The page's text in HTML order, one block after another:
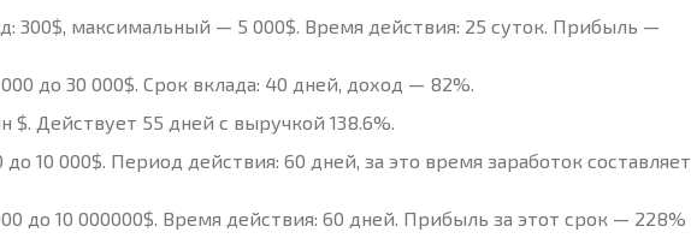
300$, максимальный — 5 000$. Время действия: 25 суток. Прибыль —
до 30 000$. Срок вклада: 40 дней, доход — 82%.
$. Действует 55 дней с выручкой 138.6%.
до 10 000$. Период действия: 60 дней, за это время заработок составляет
до 10 000000$. Время действия: 60 дней. Прибыль за этот срок — 228%